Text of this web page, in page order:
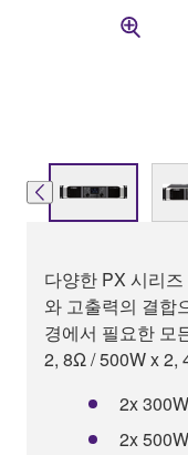
다양한 PX 시리
와 고출력의 결합
경에서 필요한 모
2, 8Ω / 500W x 2,
2x
2x